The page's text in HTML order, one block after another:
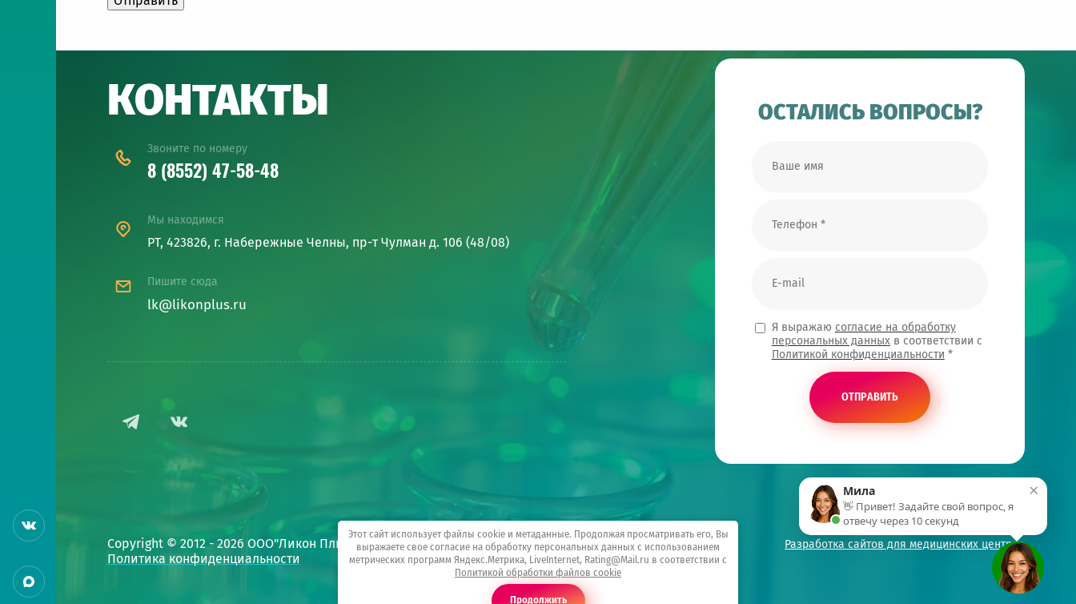
КОНТАКТЫ
Звоните по номеру
8 (8552) 47-58-48
Мы находимся
РТ, 423826, г. Набережные Челны, пр-т Чулман д. 106 (48/08)
Пишите сюда
lk@likonplus.ru
ОСТАЛИСЬ ВОПРОСЫ?
Я выражаю согласие на обработку
персональных данныхв соответствии с
Политикой конфиденциальности *
ОТПРАВИТЬ
Copyright © 2012 - 2026 ООО"Ликон Плюс"
Политика конфиденциальности
Разработка сайтов для медицинских центров
Этот сайт использует файлы cookie и метаданные. Продолжая просматривать его, Вы
выражаете свое согласие на обработку персональных данных с использованием
метрических программ Яндекс.Метрика, LiveInternet, Rating@Mail.ru в соответствии с
Политикой обработки файлов cookie
Продолжить
×
Мила
👋 Привет! Задайте свой вопрос, я
отвечу через 10 секунд